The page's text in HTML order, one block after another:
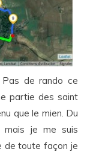
de rando ce
partie des saint
que le mien. Du
mais je me suis
de toute façon je